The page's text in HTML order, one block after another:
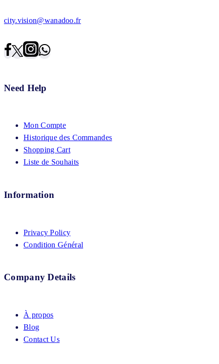
city.vision@wanadoo.fr
Need Help
Mon Compte
Historique des Commandes
Shopping Cart
Liste de Souhaits
Information
Privacy Policy
Condition Général
Company Details
À propos
Blog
Contact Us